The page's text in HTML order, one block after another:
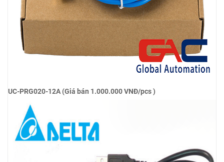
UC-PRG020-12A (Giá bán 1.000.000 VNĐ/pcs )